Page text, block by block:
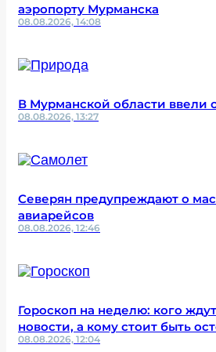
аэропорту Мурманска
08.08.2026, 14:08
В Мурманской области ввели
08.08.2026, 13:27
Северян предупреждают о
авиарейсов
08.08.2026, 12:46
Гороскоп на неделю: кого
новости, а кому стоит быть
08.08.2026, 12:04